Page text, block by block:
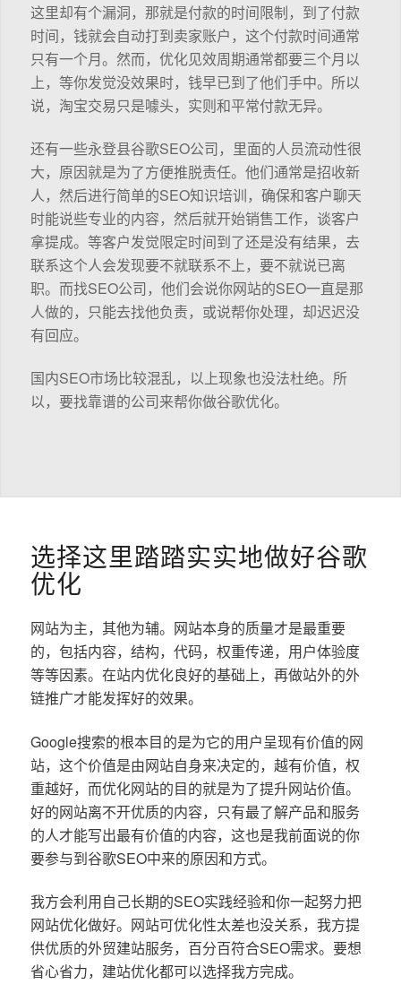
这里却有个漏洞，那就是付款的时间限制，到了付款
时间，钱就会自动打到卖家账户，这个付款时间通常
只有一个月。然而，优化见效周期通常都要三个月以
上，等你发觉没效果时，钱早已到了他们手中。所以
说，淘宝交易只是噱头，实则和平常付款无异。
还有一些永登县谷歌SEO公司，里面的人员流动性很
大，原因就是为了方便推脱责任。他们通常是招收新
人，然后进行简单的SEO知识培训，确保和客户聊天
时能说些专业的内容，然后就开始销售工作，谈客户
拿提成。等客户发觉限定时间到了还是没有结果，去
联系这个人会发现要不就联系不上，要不就说已离
职。而找SEO公司，他们会说你网站的SEO一直是那
人做的，只能去找他负责，或说帮你处理，却迟迟没
有回应。
国内SEO市场比较混乱，以上现象也没法杜绝。所
以，要找靠谱的公司来帮你做谷歌优化。
选择这里踏踏实实地做好谷歌
优化
网站为主，其他为辅。网站本身的质量才是最重要
的，包括内容，结构，代码，权重传递，用户体验度
等等因素。在站内优化良好的基础上，再做站外的外
链推广才能发挥好的效果。
Google搜索的根本目的是为它的用户呈现有价值的网
站，这个价值是由网站自身来决定的，越有价值，权
重越好，而优化网站的目的就是为了提升网站价值。
好的网站离不开优质的内容，只有最了解产品和服务
的人才能写出最有价值的内容，这也是我前面说的你
要参与到谷歌SEO中来的原因和方式。
我方会利用自己长期的SEO实践经验和你一起努力把
网站优化做好。网站可优化性太差也没关系，我方提
供优质的外贸建站服务，百分百符合SEO需求。要想
省心省力，建站优化都可以选择我方完成。